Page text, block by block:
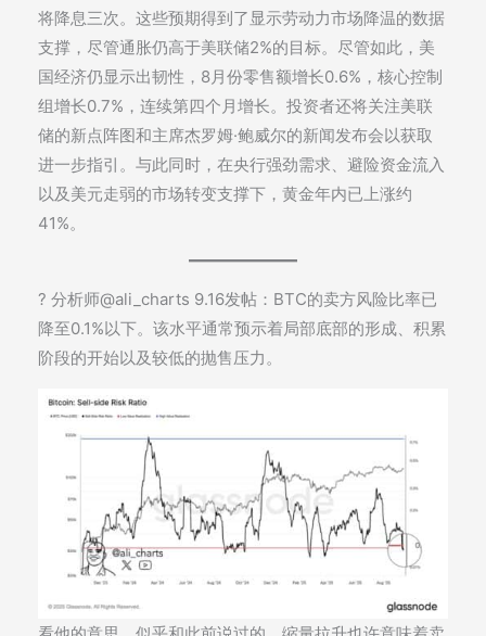
将降息三次。这些预期得到了显示劳动力市场降温的数据
支撑，尽管通胀仍高于美联储2%的目标。尽管如此，美
国经济仍显示出韧性，8月份零售额增长0.6%，核心控制
组增长0.7%，连续第四个月增长。投资者还将关注美联
储的新点阵图和主席杰罗姆·鲍威尔的新闻发布会以获取
进一步指引。与此同时，在央行强劲需求、避险资金流入
以及美元走弱的市场转变支撑下，黄金年内已上涨约
41%。
? 分析师@ali_charts 9.16发帖：BTC的卖方风险比率已
降至0.1%以下。该水平通常预示着局部底部的形成、积累
阶段的开始以及较低的抛售压力。